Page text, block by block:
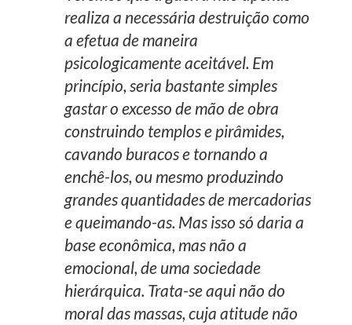
realiza a necessária destruição como
a efetua de maneira
psicologicamente aceitável. Em
princípio, seria bastante simples
gastar o excesso de mão de obra
construindo templos e pirâmides,
cavando buracos e tornando a
enchê-los, ou mesmo produzindo
grandes quantidades de mercadorias
e queimando-as. Mas isso só daria a
base econômica, mas não a
emocional, de uma sociedade
hierárquica. Trata-se aqui não do
moral das massas, cuja atitude não